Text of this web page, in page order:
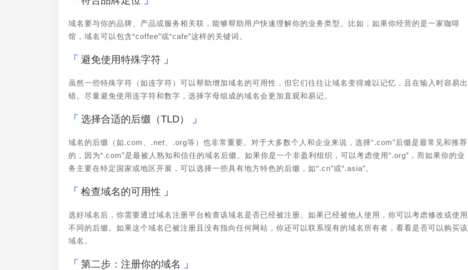
域名要与你的品牌、产品或服务相关联，能够帮助用户快速理解你的业务类型。比如，如果你经营的是一家咖啡
馆，域名可以包含“coffee”或“cafe”这样的关键词。
避免使用特殊字符
虽然一些特殊字符（如连字符）可以帮助增加域名的可用性，但它们往往让域名变得难以记忆，且在输入时容易出
错。尽量避免使用连字符和数字，选择字母组成的域名会更加直观和易记。
选择合适的后缀（TLD）
域名的后缀（如.com、.net、.org等）也非常重要。对于大多数个人和企业来说，选择“.com”后缀是最常见和推荐
的，因为“.com”是最被人熟知和信任的域名后缀。如果你是一个非盈利组织，可以考虑使用“.org”，而如果你的业
务主要在特定国家或地区开展，可以选择一些具有地方特色的后缀，如“.cn”或“.asia”。
检查域名的可用性
选好域名后，你需要通过域名注册平台检查该域名是否已经被注册。如果已经被他人使用，你可以考虑修改或使用
不同的后缀。如果这个域名已被注册且没有指向任何网站，你还可以联系现有的域名所有者，看看是否可以购买该
域名。
第二步：注册你的域名